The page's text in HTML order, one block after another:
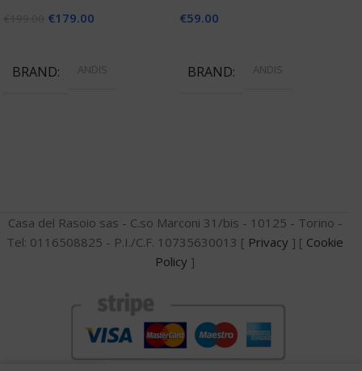
€179.00
BRAND ANDIS
€59.00
BRAND ANDIS
Casa del Rasoio sas - C.so Marconi 31/bis - 10125 - Torino -
Tel: 0116508825 - P.I./C.F. 10735630013 [ Privacy ] [ Cookie
Policy ]